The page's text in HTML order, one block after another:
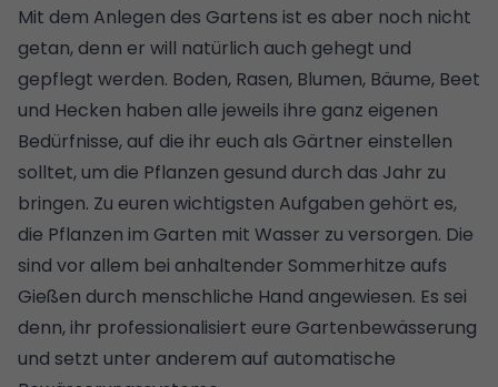
Mit dem Anlegen des Gartens ist es aber noch nicht
getan, denn er will natürlich auch gehegt und
gepflegt werden. Boden, Rasen, Blumen, Bäume, Beet
und Hecken haben alle jeweils ihre ganz eigenen
Bedürfnisse, auf die ihr euch als Gärtner einstellen
solltet, um die Pflanzen gesund durch das Jahr zu
bringen. Zu euren wichtigsten Aufgaben gehört es,
die Pflanzen im Garten mit Wasser zu versorgen. Die
sind vor allem bei anhaltender Sommerhitze aufs
Gießen durch menschliche Hand angewiesen. Es sei
denn, ihr professionalisiert eure Gartenbewässerung
und setzt unter anderem auf automatische